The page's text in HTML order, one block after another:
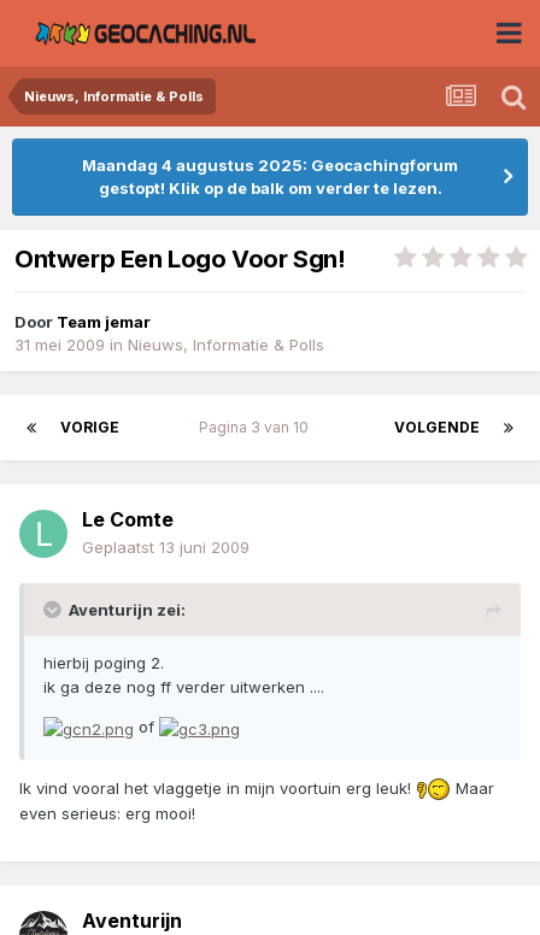
Nieuws, Informatie & Polls
Maandag 4 augustus 2025: Geocachingforum
gestopt! Klik op de balk om verder te lezen.
Ontwerp Een Logo Voor Sgn!
Door Team jemar
31 mei 2009 in Nieuws, Informatie & Polls
VORIGE VOLGENDE
Pagina 3 van 10
Le Comte
Geplaatst 13 juni 2009
Aventurijn zei:
hierbij poging 2.
ik ga deze nog ff verder uitwerken ....
of
Ik vind vooral het vlaggetje in mijn voortuin erg leuk!
Maar
even serieus: erg mooi!
Aventurijn